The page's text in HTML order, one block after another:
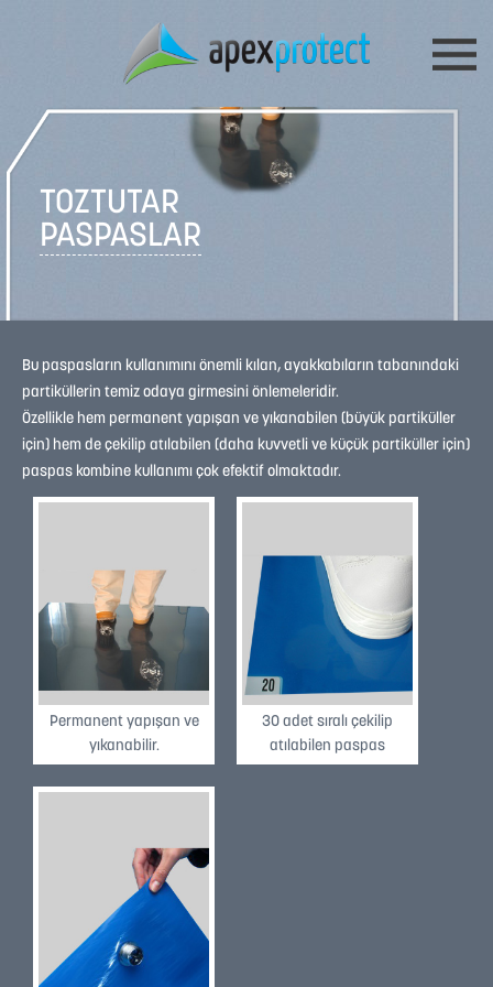
TOZTUTAR
PASPASLAR
Bu paspasların kullanımını önemli kılan, ayakkabıların tabanındaki
partiküllerin temiz odaya girmesini önlemeleridir.
Özellikle hem permanent yapışan ve yıkanabilen (büyük partiküller
için) hem de çekilip atılabilen (daha kuvvetli ve küçük partiküller için)
paspas kombine kullanımı çok efektif olmaktadır.
Permanent yapışan ve
yıkanabilir.
30 adet sıralı çekilip
atılabilen paspas